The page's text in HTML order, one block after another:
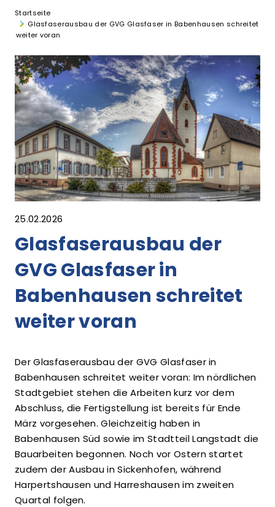
Startseite
Glasfaserausbau der GVG Glasfaser in Babenhausen schreitet
weiter voran
25.02.2026
Glasfaserausbau der
GVG Glasfaser in
Babenhausen schreitet
weiter voran
Der Glasfaserausbau der GVG Glasfaser in
Babenhausen schreitet weiter voran: Im nördlichen
Stadtgebiet stehen die Arbeiten kurz vor dem
Abschluss, die Fertigstellung ist bereits für Ende
März vorgesehen. Gleichzeitig haben in
Babenhausen Süd sowie im Stadtteil Langstadt die
Bauarbeiten begonnen. Noch vor Ostern startet
zudem der Ausbau in Sickenhofen, während
Harpertshausen und Harreshausen im zweiten
Quartal folgen.